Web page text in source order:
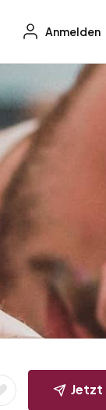
Anmelden
Jetzt